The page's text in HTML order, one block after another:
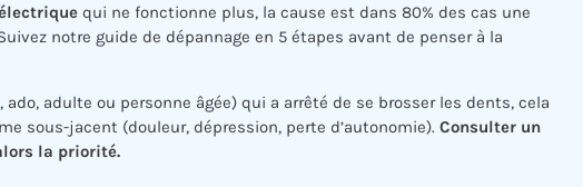
qui ne fonctionne plus, la cause est dans 80% des cas une
notre guide de dépannage en 5 étapes avant de penser à la
ado, adulte ou personne âgée) qui a arrêté de se brosser les dents, cela
sous-jacent (douleur, dépression, perte d’autonomie). Consulter un
la priorité.